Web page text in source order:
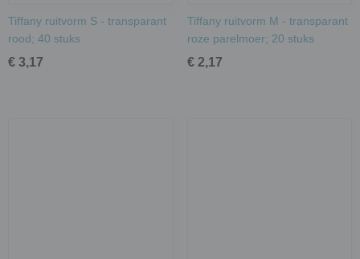
Tiffany ruitvorm S - transparant
rood; 40 stuks
€ 3,17
Tiffany ruitvorm M - transparant
roze parelmoer; 20 stuks
€ 2,17